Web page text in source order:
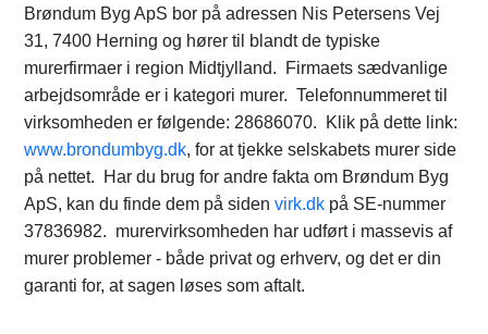
Brøndum Byg ApS bor på adressen Nis Petersens Vej
31, 7400 Herning og hører til blandt de typiske
murerfirmaer i region Midtjylland. Firmaets sædvanlige
arbejdsområde er i kategori murer. Telefonnummeret til
virksomheden er følgende: 28686070. Klik på dette link:
www.brondumbyg.dk, for at tjekke selskabets murer side
på nettet. Har du brug for andre fakta om Brøndum Byg
ApS, kan du finde dem på siden virk.dk på SE-nummer
37836982. murervirksomheden har udført i massevis af
murer problemer - både privat og erhverv, og det er din
garanti for, at sagen løses som aftalt.